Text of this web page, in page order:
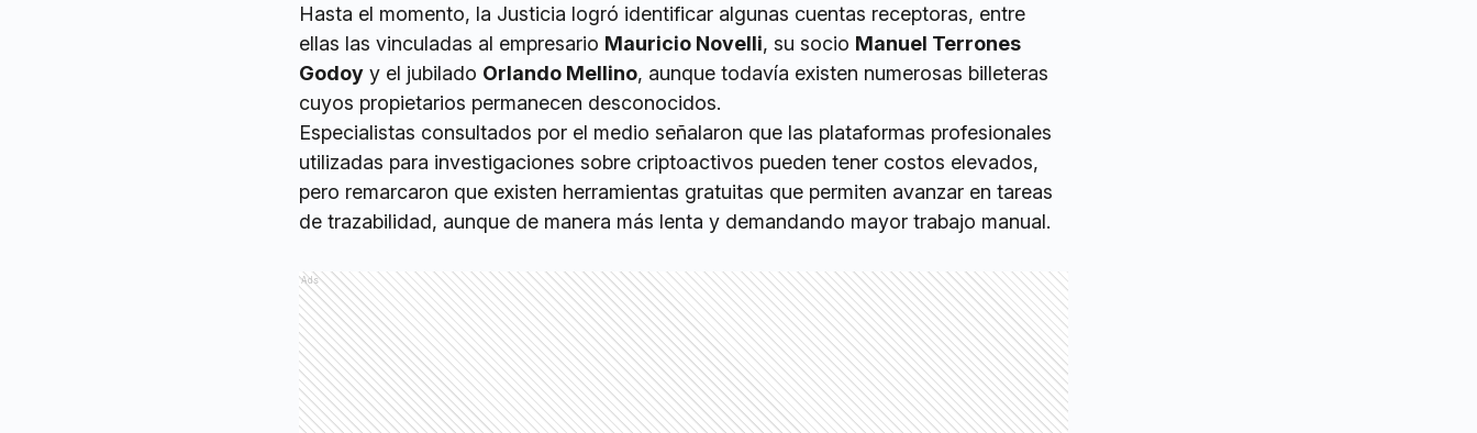
Hasta el momento, la Justicia logró identificar algunas cuentas receptoras, entre
ellas las vinculadas al empresario Mauricio Novelli, su socio Manuel Terrones
Godoy y el jubilado Orlando Mellino, aunque todavía existen numerosas billeteras
cuyos propietarios permanecen desconocidos.
Especialistas consultados por el medio señalaron que las plataformas profesionales
utilizadas para investigaciones sobre criptoactivos pueden tener costos elevados,
pero remarcaron que existen herramientas gratuitas que permiten avanzar en tareas
de trazabilidad, aunque de manera más lenta y demandando mayor trabajo manual.
Ads